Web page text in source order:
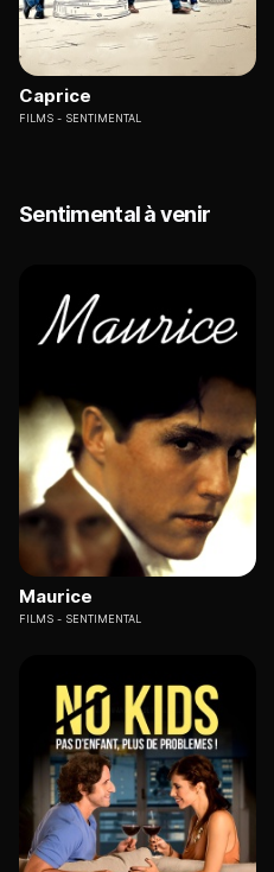
Caprice
FILMS SENTIMENTAL
Sentimental à venir
Maurice
FILMS SENTIMENTAL